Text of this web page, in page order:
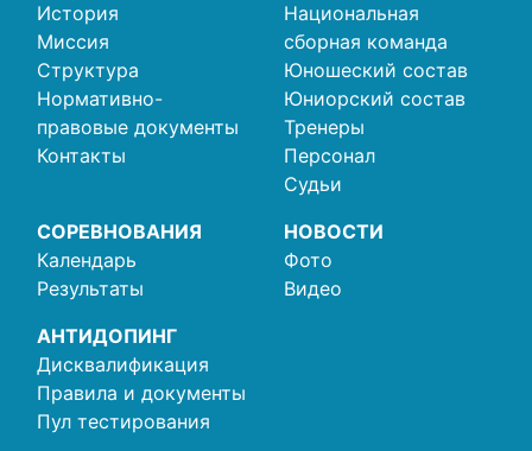
История
Миссия
Структура
Нормативно-
правовые документы
Контакты
Национальная
сборная команда
Юношеский состав
Юниорский состав
Тренеры
Персонал
Судьи
СОРЕВНОВАНИЯ
Календарь
Результаты
НОВОСТИ
Фото
Видео
АНТИДОПИНГ
Дисквалификация
Правила и документы
Пул тестирования